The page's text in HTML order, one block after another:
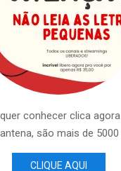
conhecer clica
são mais de
CLIQUE AQUI